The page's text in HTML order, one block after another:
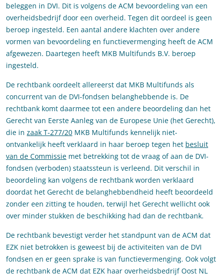
beleggen in DVI. Dit is volgens de ACM bevoordeling van een
overheidsbedrijf door een overheid. Tegen dit oordeel is geen
beroep ingesteld. Een aantal andere klachten over andere
vormen van bevoordeling en functievermenging heeft de ACM
afgewezen. Daartegen heeft MKB Multifunds B.V. beroep
ingesteld.
De rechtbank oordeelt allereerst dat MKB Multifunds als
concurrent van de DVI-fondsen belanghebbende is. De
rechtbank komt daarmee tot een andere beoordeling dan het
Gerecht van Eerste Aanleg van de Europese Unie (het Gerecht),
die in zaak T-277/20 MKB Multifunds kennelijk niet-
ontvankelijk heeft verklaard in haar beroep tegen het besluit
van de Commissie met betrekking tot de vraag of aan de DVI-
fondsen (verboden) staatssteun is verleend. Dit verschil in
beoordeling kan volgens de rechtbank worden verklaard
doordat het Gerecht de belanghebbendheid heeft beoordeeld
zonder een zitting te houden, terwijl het Gerecht wellicht ook
over minder stukken de beschikking had dan de rechtbank.
De rechtbank bevestigt verder het standpunt van de ACM dat
EZK niet betrokken is geweest bij de activiteiten van de DVI
fondsen en er geen sprake is van functievermenging. Ook volgt
de rechtbank de ACM dat EZK haar overheidsbedrijf Oost NL